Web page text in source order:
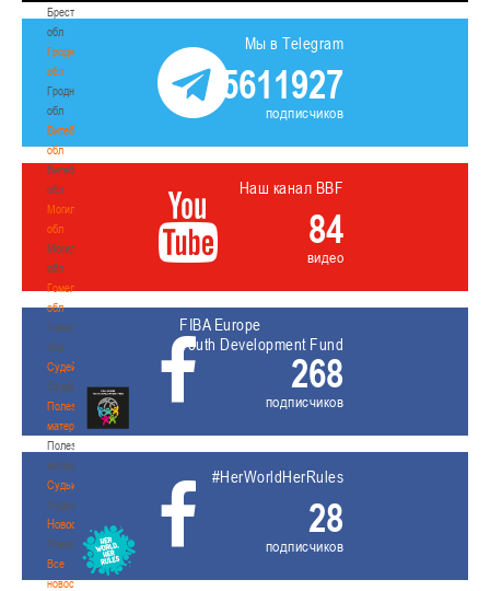
Брестская
обл
Гродненская
обл
Гродненская
обл
Витебская
обл
Витебская
обл
Могилевская
обл
Могилевская
обл
Гомельская
обл
Гомельская
обл
Судейство
Судейство
Полезные
материалы
Полезные
материалы
Судьи
Судьи
Новости
Новости
Все
новости
Мы в Telegram
5611927
подписчиков
Наш канал BBF
84
видео
FIBA Europe
Youth Development Fund
268
подписчиков
#HerWorldHerRules
28
подписчиков